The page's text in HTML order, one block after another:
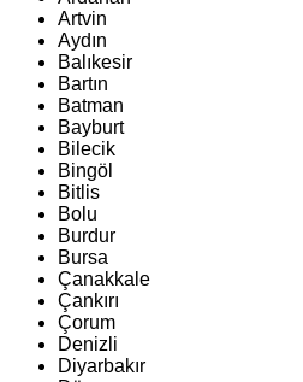
Artvin
Aydın
Balıkesir
Bartın
Batman
Bayburt
Bilecik
Bingöl
Bitlis
Bolu
Burdur
Bursa
Çanakkale
Çankırı
Çorum
Denizli
Diyarbakır